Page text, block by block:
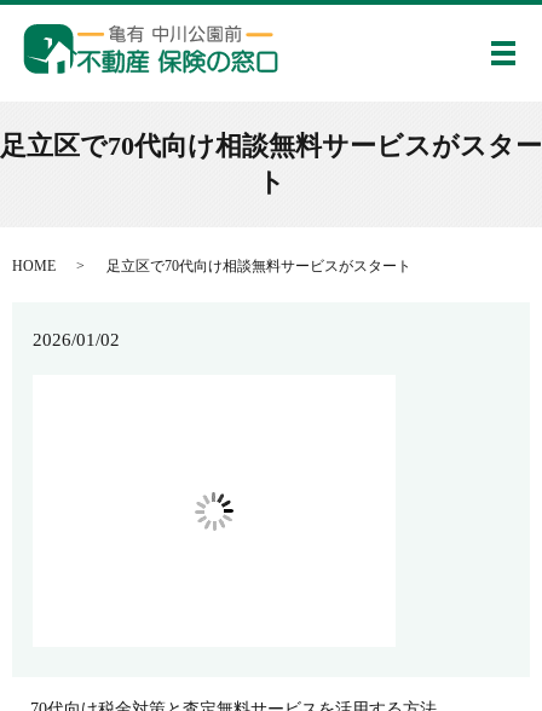
メ
足立区で70代向け相談無料サービスがスター
ト
HOME 足立区で70代向け相談無料サービスがスタート
2026/01/02